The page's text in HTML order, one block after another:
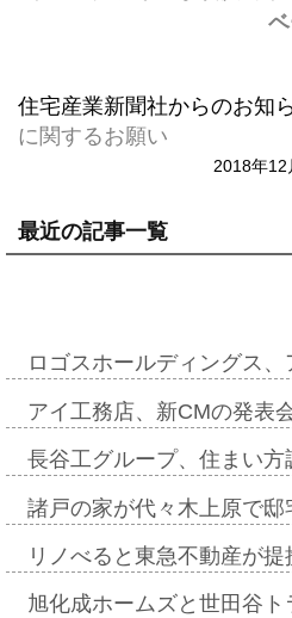
住宅産業新聞社からのお知
に関するお願い
2018年12
最近の記事一覧
ロゴスホールディングス
アイ工務店、新CMの発表
長谷工グループ、住まい
諸戸の家が代々木上原で
リノべると東急不動産が
旭化成ホームズと世田谷